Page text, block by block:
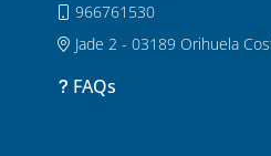
966761530
Jade 2 - 03189 Orihuela
FAQs